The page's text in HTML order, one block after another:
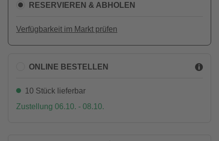
RESERVIEREN & ABHOLEN
Verfügbarkeit im Markt prüfen
ONLINE BESTELLEN
10 Stück lieferbar
Zustellung 06.10. - 08.10.